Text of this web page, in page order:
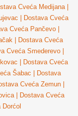
Cveća Medijana
Dostava Cveća
Cveća Pančevo
Dostava Cveća
Cveća Smederevo
Dostava Cveća
Šabac
Dostava
Cveća Zemun
Dostava Cveća